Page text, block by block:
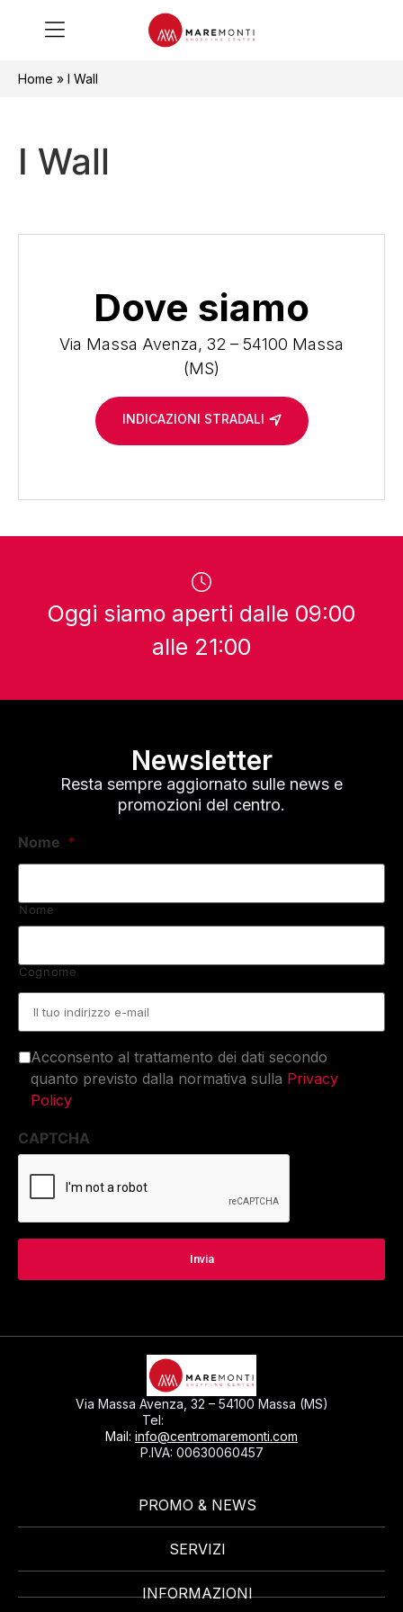
Home » I Wall
I Wall
Dove siamo
Via Massa Avenza, 32 – 54100 Massa
(MS)
INDICAZIONI STRADALI
Oggi siamo aperti dalle 09:00
alle 21:00
Newsletter
Resta sempre aggiornato sulle news e
promozioni del centro.
Nome *
Nome
Cognome
Acconsento al trattamento dei dati secondo
quanto previsto dalla normativa sulla Privacy
Policy
CAPTCHA
Via Massa Avenza, 32 – 54100 Massa (MS)
Tel:
Mail: info@centromaremonti.com
P.IVA: 00630060457
PROMO & NEWS
SERVIZI
INFORMAZIONI